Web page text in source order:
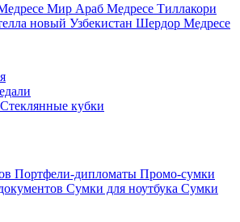
Мир Араб Медресе Тиллакори
новый Узбекистан Шердор Медресе
Стеклянные кубки
Портфели-дипломаты Промо-сумки
Сумки для ноутбука Сумки